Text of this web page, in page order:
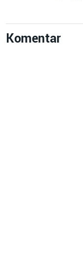
Komentar